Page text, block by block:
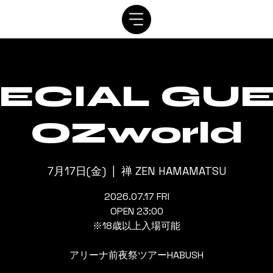
VIP
OZworld
7月17日(金)
  |
禅 ZEN HAMAMATSU
2026.07.17 FRI
OPEN 23:00
※18歳以上入場可能
アリーナ前夜祭ツアーHABUSH